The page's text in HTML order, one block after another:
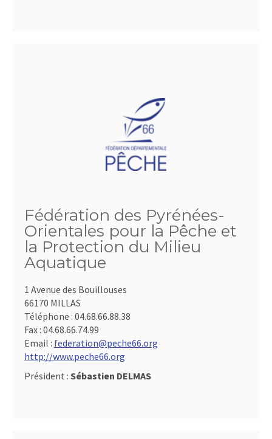
Fédération des Pyrénées-
Orientales pour la Pêche et
la Protection du Milieu
Aquatique
1 Avenue des Bouillouses
66170 MILLAS
Téléphone : 04.68.66.88.38
Fax : 04.68.66.74.99
Email : federation@peche66.org
http://www.peche66.org
Président : Sébastien DELMAS